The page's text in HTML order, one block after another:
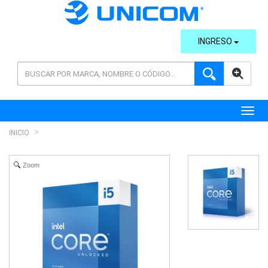
AVANZADA
INGRESO
INICIO
Zoom